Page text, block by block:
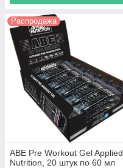
Распродажа
ABE Pre Workout Gel Applied
Nutrition, 20 штук по 60 мл